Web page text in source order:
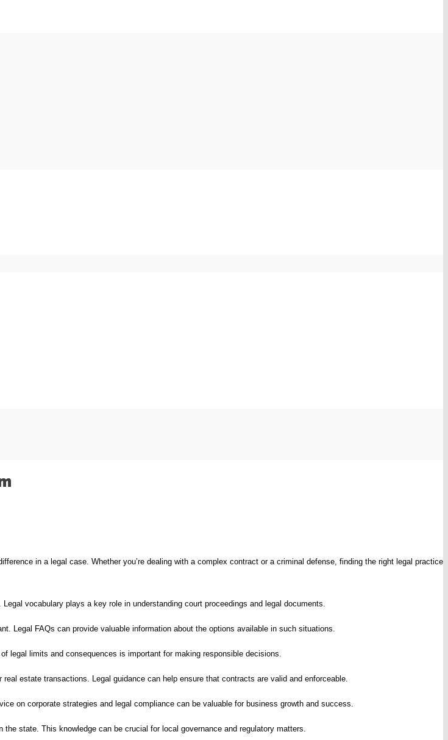
in a legal case. Whether you’re dealing with a complex contract or a criminal defense, finding the right legal practice
vocabulary plays a key role in understanding court proceedings and legal documents.
Legal FAQs can provide valuable information about the options available in such situations.
legal limits and consequences is important for making responsible decisions.
estate transactions. Legal guidance can help ensure that contracts are valid and enforceable.
on corporate strategies and legal compliance can be valuable for business growth and success.
state. This knowledge can be crucial for local governance and regulatory matters.